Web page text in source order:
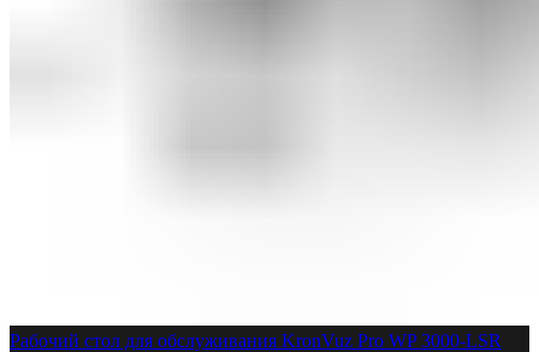
Рабочий стол для обслуживания KronVuz Pro WP 3000-LSR